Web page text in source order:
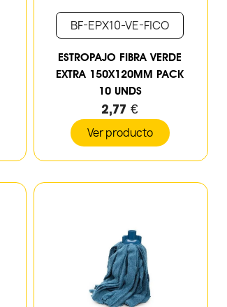
BF-EPX10-VE-FICO
ESTROPAJO FIBRA VERDE
EXTRA 150X120MM PACK
10 UNDS
2,77 €
Ver producto